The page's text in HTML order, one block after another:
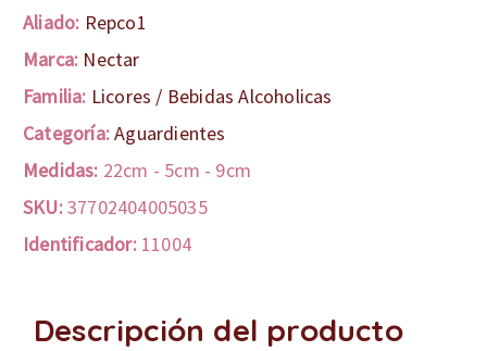
Aliado: Repco1
Marca: Nectar
Familia: Licores / Bebidas Alcoholicas
Categoría:Aguardientes
Medidas: 22cm - 5cm - 9cm
SKU:37702404005035
Identificador: 11004
Descripción del producto